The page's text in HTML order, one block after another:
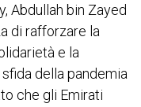
Abdullah bin Zayed
di rafforzare la
e la
della pandemia
che gli Emirati